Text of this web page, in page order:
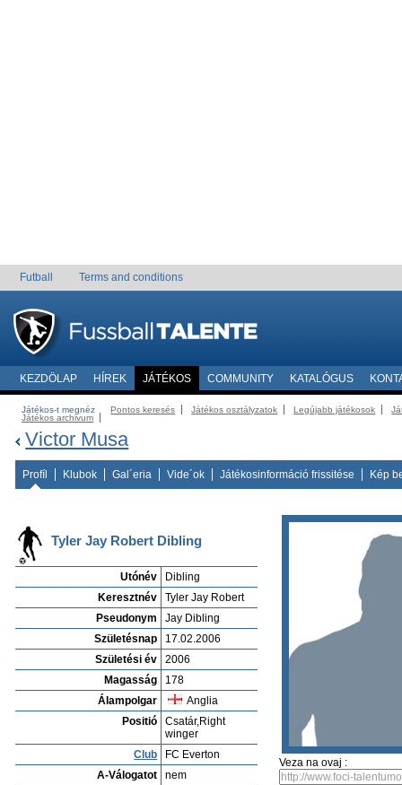
Futball Terms and conditions
KEZDÖLAP HÍREK JÁTÉKOS COMMUNITY KATALÓGUS
Játékos-t megnéz Pontos keresés Játékos osztályzatok Legújabb játékosok
Játékos archivum
Victor Musa
Profíl Klubok Gal´eria Vide´ok Játékosinformáció frissitése Kép
Tyler Jay Robert Dibling
Utónév
Dibling
Keresztnév
Tyler Jay Robert
Pseudonym
Jay Dibling
Születésnap
17.02.2006
Születési év
2006
Magasság
178
Álampolgar
Anglia
Positió
Csatár,Right
winger
Club
FC Everton
A-Válogatot
nem
Veza na ovaj :